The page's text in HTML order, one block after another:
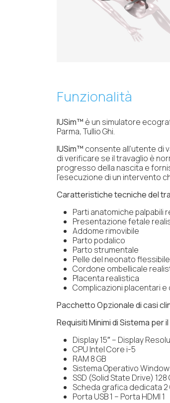
Funzionalità
IUSim™ è un simulatore
Parma, Tullio Ghi.
IUSim™ consente all’utente di
di verificare se il travaglio è
progresso della nascita e
l’esecuzione di un intervento
Caratteristiche tecniche del
Parti anatomiche palpabili
Presentazione fetale
Addome rimovibile
Parto podalico
Parto strumentale
Pelle del neonato
Cordone ombellicale
Placenta realistica
Complicazioni placentari e
Pacchetto Opzionale di casi
Requisiti Minimi di Sistema per il
Display 15″ – Display
CPU Intel Core i-5
RAM 8 GB
Sistema Operativo
SSD (Solid State Drive) 128
Scheda grafica dedicata 2
Porta USB 1 – Porta HDMI 1